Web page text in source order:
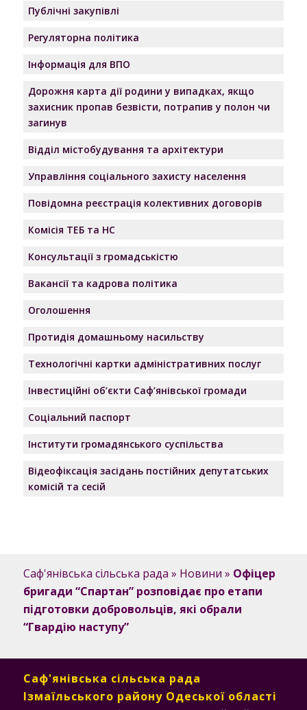
Публічні закупівлі
Регуляторна політика
Інформація для ВПО
Дорожня карта дії родини у випадках, якщо
захисник пропав безвісти, потрапив у полон чи
загинув
Відділ містобудування та архітектури
Управління соціального захисту населення
Повідомна реєстрація колективних договорів
Комісія ТЕБ та НС
Консультації з громадськістю
Вакансії та кадрова політика
Оголошення
Протидія домашньому насильству
Технологічні картки адміністративних послуг
Інвестиційні об’єкти Саф’янівської громади
Соціальний паспорт
Інститути громадянського суспільства
Відеофіксація засідань постійних депутатських
комісій та сесій
Саф'янівська сільська рада » Новини » Офіцер
бригади “Спартан” розповідає про етапи
підготовки добровольців, які обрали
“Гвардію наступу”
Саф'янівська сільська рада
Ізмаїльського району Одеської області